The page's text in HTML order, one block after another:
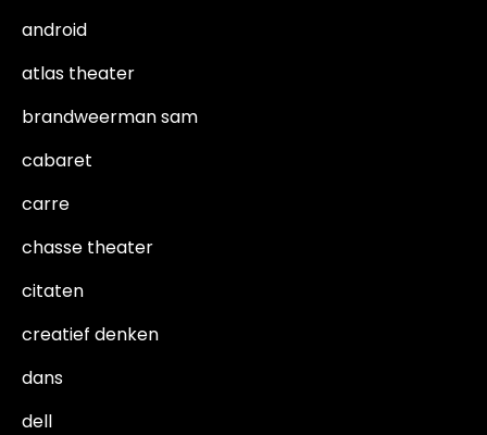
android
atlas theater
brandweerman sam
cabaret
carre
chasse theater
citaten
creatief denken
dans
dell